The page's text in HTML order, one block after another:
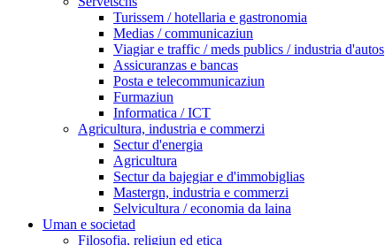
Turissem / hotellaria e gastronomia
Medias / communicaziun
Viagiar e traffic / meds publics / industria d'autos
Assicuranzas e bancas
Posta e telecommunicaziun
Furmaziun
Informatica / ICT
Agricultura, industria e commerzi
Sectur d'energia
Agricultura
Sectur da bajegiar e d'immobiglias
Mastergn, industria e commerzi
Selvicultura / economia da laina
Uman e societad
Filosofia, religiun ed etica